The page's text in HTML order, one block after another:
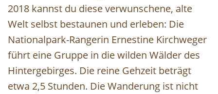
2018 kannst du diese verwunschene, alte
Welt selbst bestaunen und erleben: Die
Nationalpark-Rangerin Ernestine Kirchweger
führt eine Gruppe in die wilden Wälder des
Hintergebirges. Die reine Gehzeit beträgt
etwa 2,5 Stunden. Die Wanderung ist nicht